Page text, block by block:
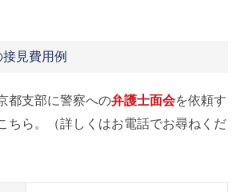
接見費用例
都支部に警察への弁護士面会を依頼す
ちら。（詳しくはお電話でお尋ねくだ